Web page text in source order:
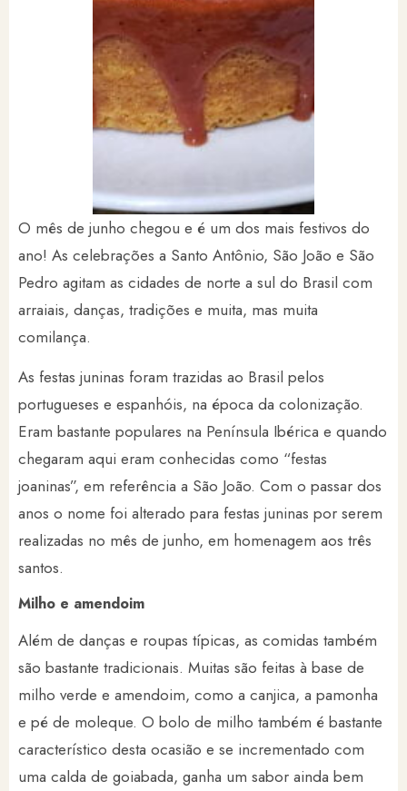
O mês de junho chegou e é um dos mais festivos do
ano! As celebrações a Santo Antônio, São João e São
Pedro agitam as cidades de norte a sul do Brasil com
arraiais, danças, tradições e muita, mas muita
comilança.
As festas juninas foram trazidas ao Brasil pelos
portugueses e espanhóis, na época da colonização.
Eram bastante populares na Península Ibérica e quando
chegaram aqui eram conhecidas como “festas
joaninas”, em referência a São João. Com o passar dos
anos o nome foi alterado para festas juninas por serem
realizadas no mês de junho, em homenagem aos três
santos.
Milho e amendoim
Além de danças e roupas típicas, as comidas também
são bastante tradicionais. Muitas são feitas à base de
milho verde e amendoim, como a canjica, a pamonha
e pé de moleque. O bolo de milho também é bastante
característico desta ocasião e se incrementado com
uma calda de goiabada, ganha um sabor ainda bem